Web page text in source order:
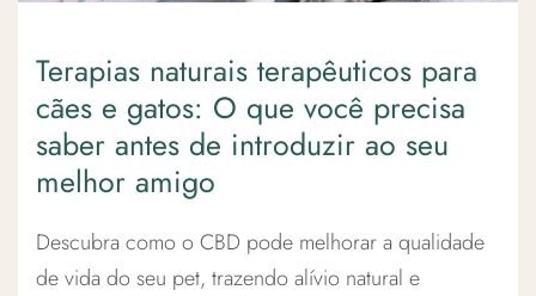
Terapias naturais terapêuticos para
cães e gatos: O que você precisa
saber antes de introduzir ao seu
melhor amigo
Descubra como o CBD pode melhorar a qualidade
de vida do seu pet, trazendo alívio natural e